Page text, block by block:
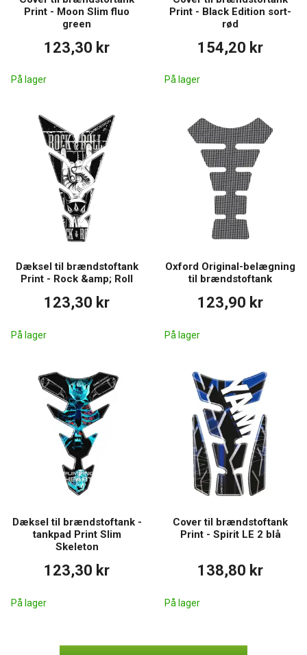
Print - Moon Slim fluo
green
123,30 kr
På lager
Print - Black Edition sort-
rød
154,20 kr
På lager
Dæksel til brændstoftank
Print - Rock &amp; Roll
123,30 kr
På lager
Oxford Original-belægning
til brændstoftank
123,90 kr
På lager
Dæksel til brændstoftank -
tankpad Print Slim
Skeleton
123,30 kr
På lager
Cover til brændstoftank
Print - Spirit LE 2 blå
138,80 kr
På lager